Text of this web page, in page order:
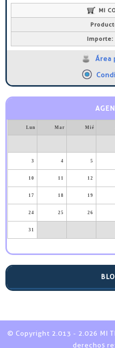
MI
Importe:
Área
Lun Mar Mié
3 4 5
10 11 12
17 18 19
24 25 26
31
© Copyright 2.013 - 2.026 MI
derechos